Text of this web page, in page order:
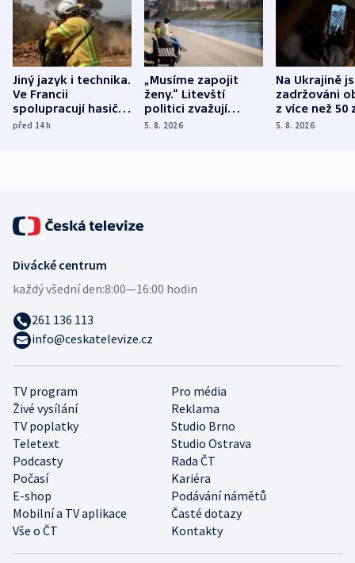
Jiný jazyk i technika.
Ve Francii
spolupracují hasiči z
různých zemí
před 14h
„Musíme zapojit
ženy.“ Litevští
politici zvažují
dohodu o
5. 8. 2026
Na Ukrajině
zadržováni
z více než 50
Bojovali na
5. 8. 2026
TV program
Pro média
Živé vysílání
Reklama
TV poplatky
Studio Brno
Teletext
Studio Ostrava
Podcasty
Rada ČT
Počasí
Kariéra
E-shop
Podávání námětů
Mobilní a TV aplikace
Časté dotazy
Vše o ČT
Kontakty
Divácké centrum
každý všední den:8:00—16:00 hodin
261 136 113
info@ceskatelevize.cz